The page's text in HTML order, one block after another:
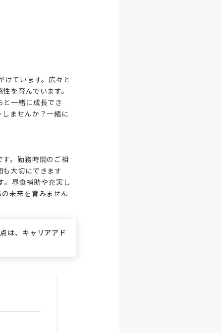
けています。広々と
を育んでいます。
一緒に成長でき
ませんか？一緒に
。勤務時間のご相
大切にできます
。昼食補助や充実し
未来を育みません
は、キャリアアド